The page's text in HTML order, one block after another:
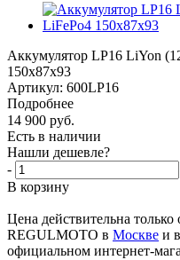
Аккумулятор LP16 LiYon
150x87x93
Артикул: 600LP16
Подробнее
14 900 руб.
Есть в наличии
Нашли дешевле?
-
В корзину
Цена действительна
REGULMOTO в Москве и в
официальном интернет-